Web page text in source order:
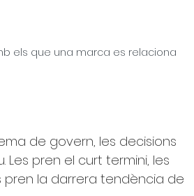
els que una marca es relaciona
de govern, les decisions
pren el curt termini, les
pren la darrera tendència de